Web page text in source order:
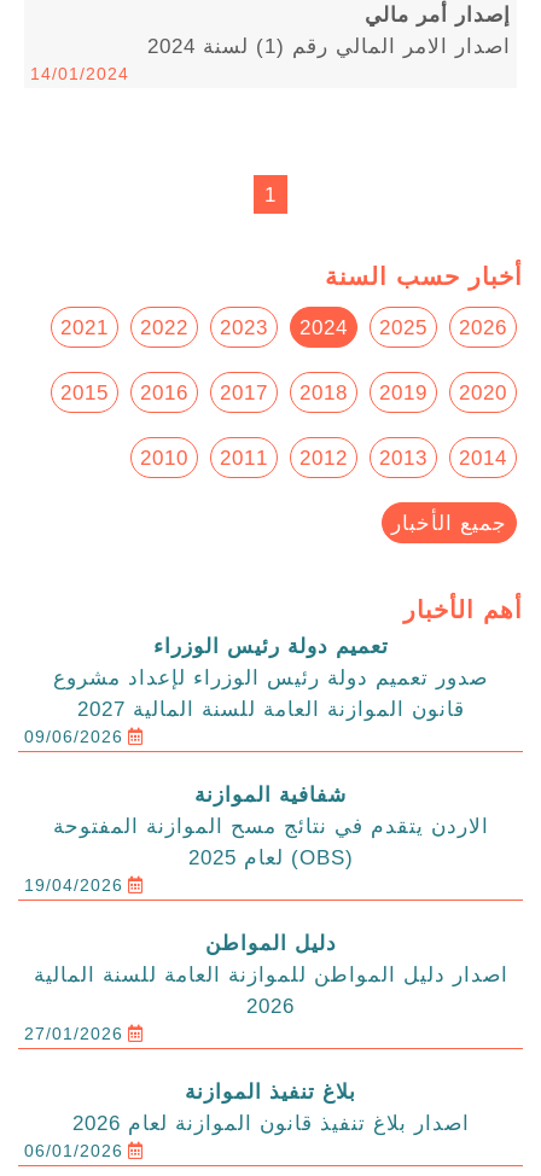
إصدار أمر مالي
اصدار الامر المالي رقم (1) لسنة 2024
14/01/2024
1
أخبار حسب السنة
2026
2025
2024
2023
2022
2021
2020
2019
2018
2017
2016
2015
2014
2013
2012
2011
2010
جميع الأخبار
أهم الأخبار
تعميم دولة رئيس الوزراء
صدور تعميم دولة رئيس الوزراء لإعداد مشروع
قانون الموازنة العامة للسنة المالية 2027
09/06/2026
شفافية الموازنة
الاردن يتقدم في نتائج مسح الموازنة المفتوحة
(OBS) لعام 2025
19/04/2026
دليل المواطن
اصدار دليل المواطن للموازنة العامة للسنة المالية
2026
27/01/2026
بلاغ تنفيذ الموازنة
اصدار بلاغ تنفيذ قانون الموازنة لعام 2026
06/01/2026